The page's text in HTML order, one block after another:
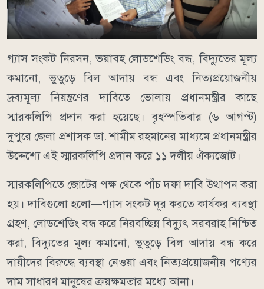
গ্যাস সংকট নিরসন, ভয়াবহ লোডশেডিং বন্ধ, বিদ্যুতের মূল্য
কমানো, ভুতুড়ে বিল আদায় বন্ধ এবং নিত্যপ্রয়োজনীয়
দ্রব্যমূল্য নিয়ন্ত্রণের দাবিতে ভোলায় প্রধানমন্ত্রীর কাছে
স্মারকলিপি প্রদান করা হয়েছে। বৃহস্পতিবার (৬ আগস্ট)
দুপুরে জেলা প্রশাসক ডা. শামীম রহমানের মাধ্যমে প্রধানমন্ত্রীর
উদ্দেশ্যে এই স্মারকলিপি প্রদান করে ১১ দলীয় ঐক্যজোট।
স্মারকলিপিতে জোটের পক্ষ থেকে পাঁচ দফা দাবি উত্থাপন করা
হয়। দাবিগুলো হলো—গ্যাস সংকট দূর করতে কার্যকর ব্যবস্থা
গ্রহণ, লোডশেডিং বন্ধ করে নিরবচ্ছিন্ন বিদ্যুৎ সরবরাহ নিশ্চিত
করা, বিদ্যুতের মূল্য কমানো, ভুতুড়ে বিল আদায় বন্ধ করে
দায়ীদের বিরুদ্ধে ব্যবস্থা নেওয়া এবং নিত্যপ্রয়োজনীয় পণ্যের
দাম সাধারণ মানুষের ক্রয়ক্ষমতার মধ্যে আনা।